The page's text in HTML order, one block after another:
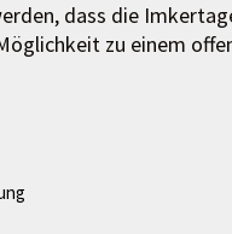
dass die
zu einem